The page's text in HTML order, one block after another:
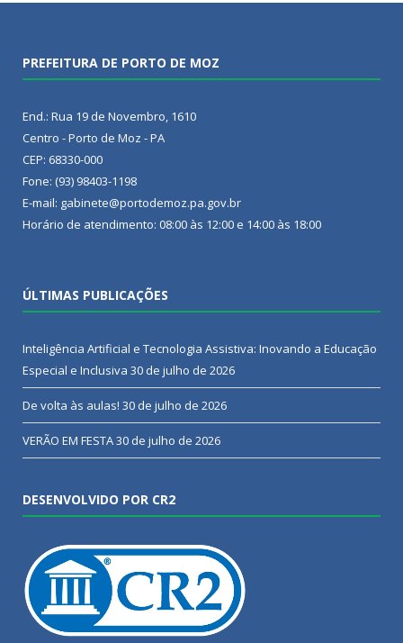
PREFEITURA DE PORTO DE MOZ
End.: Rua 19 de Novembro, 1610
Centro - Porto de Moz - PA
CEP: 68330-000
Fone: (93) 98403-1198
E-mail: gabinete@portodemoz.pa.gov.br
Horário de atendimento: 08:00 às 12:00 e 14:00 às 18:00
ÚLTIMAS PUBLICAÇÕES
Inteligência Artificial e Tecnologia Assistiva: Inovando a Educação
Especial e Inclusiva 30 de julho de 2026
De volta às aulas! 30 de julho de 2026
VERÃO EM FESTA30 de julho de 2026
DESENVOLVIDO POR CR2